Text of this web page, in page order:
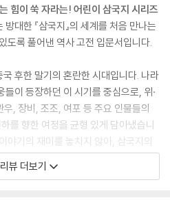
힘이 쑥 자라는! 어린이 삼국지 시리즈
방대한 『삼국지』의 세계를 처음 만나는
도록 풀어낸 역사 고전 입문서입니다.
후한 말기의 혼란한 시대입니다. 나라
이 등장하던 이 시기를 중심으로, 위·
, 장비, 조조, 여포 등 주요 인물들의
를 향한 여정을 균형 있게 담아냈습니
야기의 재미를 놓치지 않아, 삼국지의
게 이해할 수 있습니다.
뷰 더보기